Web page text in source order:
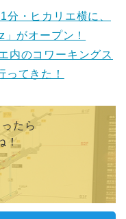
・ヒカリエ横に、
がオープン！
内のコワーキングス
てきた！
たら
！